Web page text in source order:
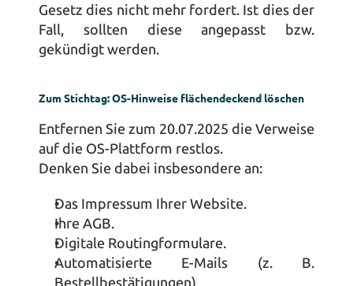
Gesetz dies nicht mehr fordert. Ist dies der
Fall, sollten diese angepasst bzw.
gekündigt werden.
Zum Stichtag: OS-Hinweise flächendeckend löschen
Entfernen Sie zum 20.07.2025 die Verweise
auf die OS-Plattform restlos.
Denken Sie dabei insbesondere an:
Das Impressum Ihrer Website.
Ihre AGB.
Digitale Routingformulare.
Automatisierte E-Mails (z. B.